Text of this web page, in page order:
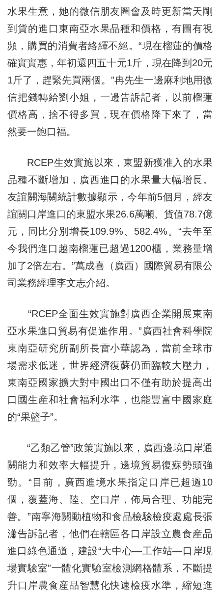
水果生意，她的微信朋友圈會及時更新當天剛
到貨的進口東南亞水果品種和價格，有圖有視
頻，購買的消費者絡繹不絕。“現在榴蓮的價格
確實實惠，年初還四五十元1斤，現在降到20元
1斤了，趕緊先買兩個。”冉先生一邊麻利地用微
信把錢轉給劉小姐，一邊告訴記者，以前榴蓮
價格高，捨不得多買，現在價格降下來了，當
然要一飽口福。
RCEP生效實施以來，東盟新獲准入的水果
品種不斷增加，廣西進口的水果量大幅增長。
友誼關海關統計數據顯示，今年前5個月，經友
誼關口岸進口的東盟水果26.6萬噸、貨值78.7億
元，同比分別增長109.9%、582.4%。“去年至
今我們進口越南榴蓮已超過1200櫃，業務量增
加了2倍左右。”萬成喜（廣西）國際貿易有限公
司業務經理李文志介紹。
“RCEP全面生效實施對廣西企業開展東南
亞水果進口貿易有促進作用。”廣西社會科學院
東南亞研究所副所長雷小華認為，當前全球市
場需求低迷，世界經濟復蘇仍面臨較大壓力，
東南亞國家擴大對中國出口不僅有助於提高出
口國生産和社會福利水準，也能豐富中國家庭
的“果籃子”。
“乙類乙管”政策實施以來，廣西邊境口岸通
關能力和效率大幅提升，邊境貿易復蘇勢頭強
勁。“目前，廣西進境水果指定口岸已超過10
個，覆蓋海、陸、空口岸，佈局合理、功能完
善。”南寧海關動植物和食品檢驗檢疫處處長張
瀟告訴記者，他們在轄區各口岸設立農食産品
進口綠色通道，建設“大中心—工作站—口岸現
場實驗室”一體化實驗室檢測網格體系，不斷提
升口岸農食産品智慧化快速檢疫水準，縮短進